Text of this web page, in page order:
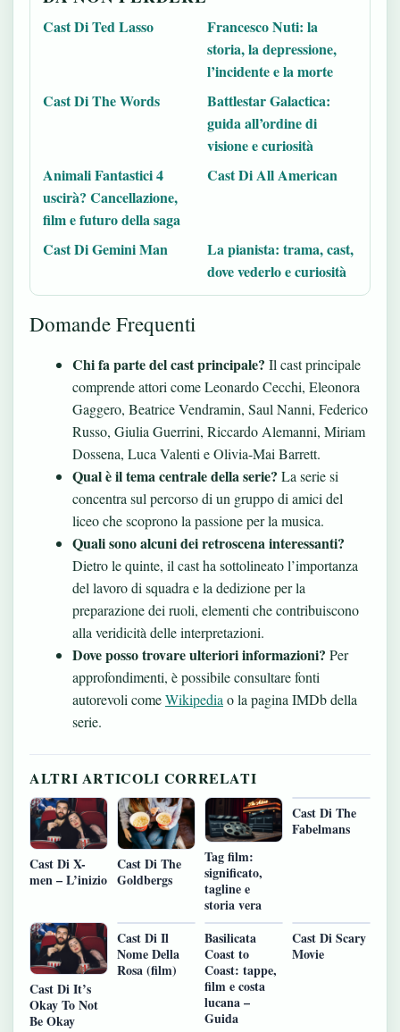
Cast Di Ted Lasso
Francesco Nuti: la
storia, la depressione,
l’incidente e la morte
Cast Di The Words
Battlestar Galactica:
guida all’ordine di
visione e curiosità
Animali Fantastici 4
uscirà? Cancellazione,
film e futuro della saga
Cast Di All American
Cast Di Gemini Man
La pianista: trama, cast,
dove vederlo e curiosità
Domande Frequenti
Chi fa parte del cast principale? Il cast principale
comprende attori come Leonardo Cecchi, Eleonora
Gaggero, Beatrice Vendramin, Saul Nanni, Federico
Russo, Giulia Guerrini, Riccardo Alemanni, Miriam
Dossena, Luca Valenti e Olivia-Mai Barrett.
Qual è il tema centrale della serie? La serie si
concentra sul percorso di un gruppo di amici del
liceo che scoprono la passione per la musica.
Quali sono alcuni dei retroscena interessanti?
Dietro le quinte, il cast ha sottolineato l’importanza
del lavoro di squadra e la dedizione per la
preparazione dei ruoli, elementi che contribuiscono
alla veridicità delle interpretazioni.
Dove posso trovare ulteriori informazioni? Per
approfondimenti, è possibile consultare fonti
autorevoli comeWikipedia o la pagina IMDb della
serie.
ALTRI ARTICOLI CORRELATI
Cast Di X-
men – L’inizio
Cast Di The
Goldbergs
Tag film:
significato,
tagline e
storia vera
Cast Di The
Fabelmans
Cast Di It’s
Okay To Not
Be Okay
Cast Di Il
Nome Della
Rosa (film)
Basilicata
Coast to
Coast: tappe,
film e costa
lucana –
Guida
Cast Di Scary
Movie